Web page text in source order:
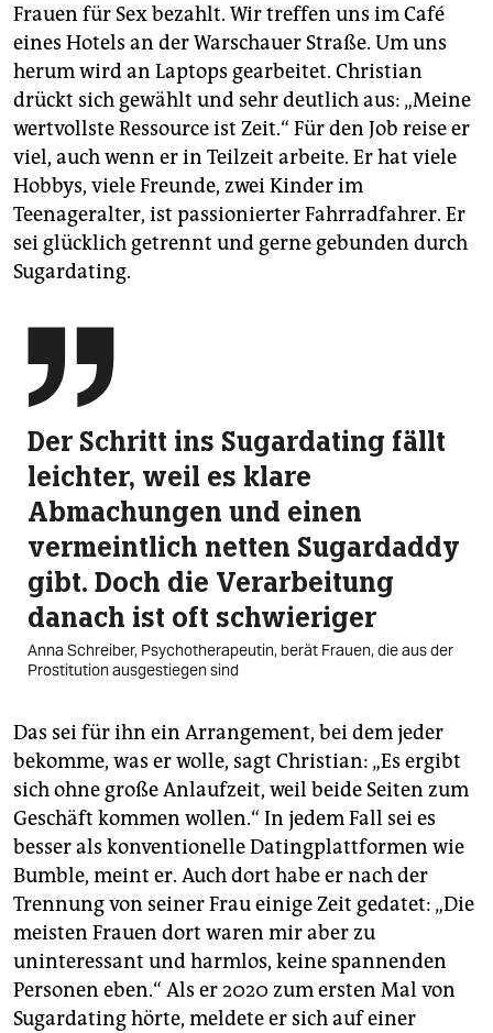
Frauen für Sex bezahlt. Wir treffen uns im Café
eines Hotels an der Warschauer Straße. Um uns
herum wird an Laptops gearbeitet. Christian
drückt sich gewählt und sehr deutlich aus: „Meine
wertvollste Ressource ist Zeit.“ Für den Job reise er
viel, auch wenn er in Teilzeit arbeite. Er hat viele
Hobbys, viele Freunde, zwei Kinder im
Teenageralter, ist passionierter Fahrradfahrer. Er
sei glücklich getrennt und gerne gebunden durch
Sugar­dating.

Der Schritt ins Sugardating fällt
leichter, weil es klare
Abmachungen und einen
vermeintlich netten Sugar­daddy
gibt. Doch die Verarbeitung
danach ist oft schwieriger
Anna Schreiber, Psychotherapeutin, berät Frauen, die aus der
Prostitution ausgestiegen sind
Das sei für ihn ein Arrangement, bei dem jeder
bekomme, was er wolle, sagt Christian: „Es ergibt
sich ohne große Anlaufzeit, weil beide Seiten zum
Geschäft kommen wollen.“ In jedem Fall sei es
besser als konventionelle Datingplattformen wie
Bumble, meint er. Auch dort habe er nach der
Trennung von seiner Frau einige Zeit gedatet: „Die
meisten Frauen dort waren mir aber zu
uninteressant und harmlos, keine spannenden
Personen eben.“ Als er 2020 zum ersten Mal von
Sugardating hörte, meldete er sich auf einer